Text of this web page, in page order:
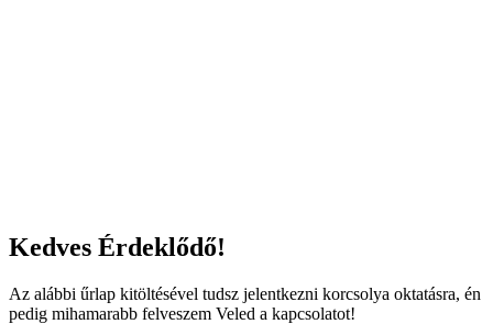
Kedves Érdeklődő!
Az alábbi űrlap kitöltésével tudsz jelentkezni korcsolya oktatásra, én
pedig mihamarabb felveszem Veled a kapcsolatot!